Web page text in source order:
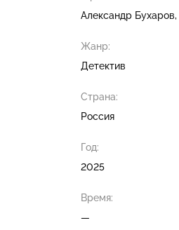
Александр Бухаров
Жанр:
Детектив
Страна:
Россия
Год:
2025
Время:
—